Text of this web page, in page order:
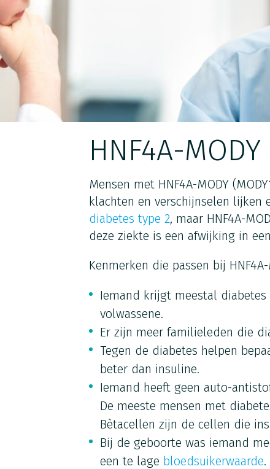
HNF4A-
Mensen met HNF4A-MODY
klachten en verschijnselen lijken
diabetes type 2, maar HNF4A-
deze ziekte is een afwijking in een
Kenmerken die passen bij HNF4A-
Iemand krijgt meestal
volwassene.
Er zijn meer familieleden die
Tegen de diabetes helpen
beter dan insuline.
Iemand heeft geen auto-
De meeste mensen met
Bètacellen zijn de cellen die
Bij de geboorte was iemand
een te lage bloedsuikerwaarde.